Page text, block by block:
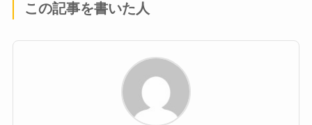
この記事を書いた人